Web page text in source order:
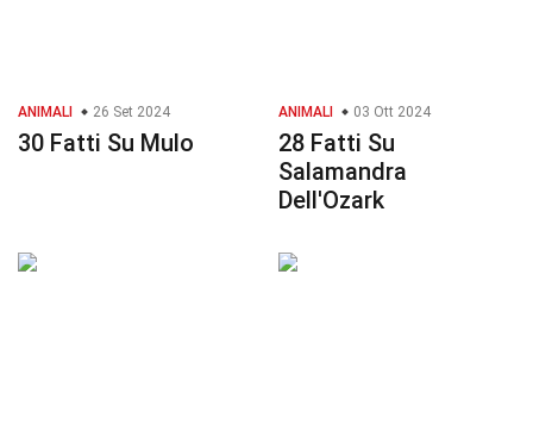
ANIMALI 26 Set 2024
30 Fatti Su Mulo
ANIMALI 03 Ott 2024
28 Fatti Su
Salamandra
Dell'Ozark